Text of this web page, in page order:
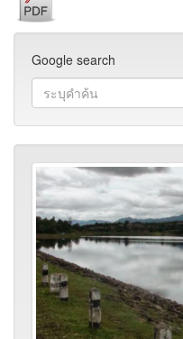
Google search